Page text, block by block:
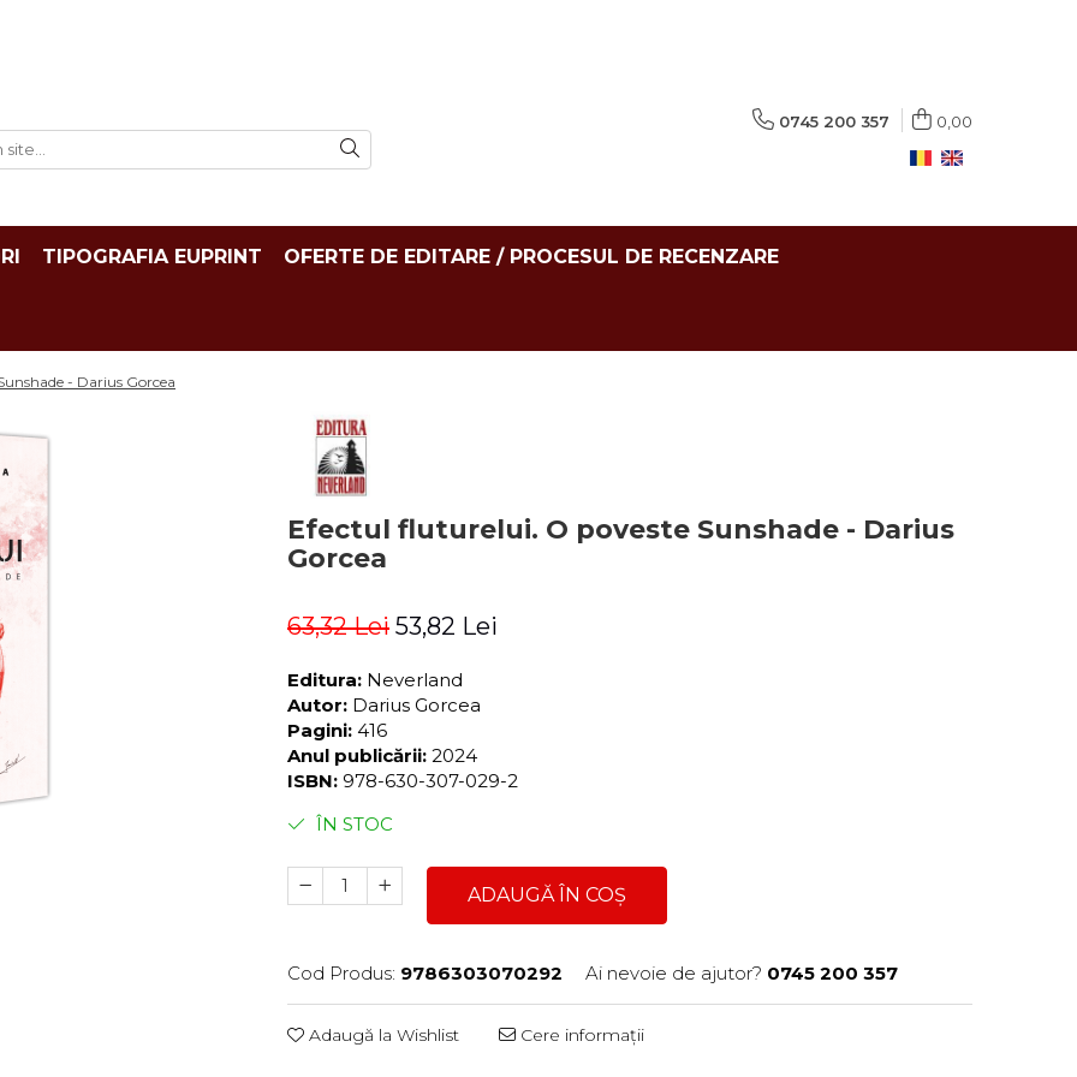
0745 200 357 0,00
TIPOGRAFIA EUPRINT OFERTE DE EDITARE / PROCESUL DE RECENZARE
- Darius Gorcea
Efectul fluturelui. O poveste Sunshade - Darius
Gorcea
63,32 Lei 53,82 Lei
Editura: Neverland
Autor: Darius Gorcea
Pagini: 416
Anul publicării: 2024
ISBN: 978-630-307-029-2
ÎN STOC
ADAUGĂ ÎN COȘ
Cod Produs: 9786303070292 Ai nevoie de ajutor? 0745 200 357
Adaugă la Wishlist Cere informații